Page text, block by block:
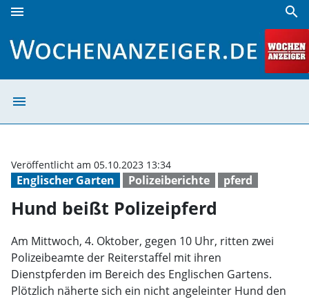
menu search
menu
Englischer Garten Polizeiberichte pferd
Veröffentlicht am 05.10.2023 13:34
Hund beißt Polizeipferd
Am Mittwoch, 4. Oktober, gegen 10 Uhr, ritten zwei
Polizeibeamte der Reiterstaffel mit ihren
Dienstpferden im Bereich des Englischen Gartens.
Plötzlich näherte sich ein nicht angeleinter Hund den